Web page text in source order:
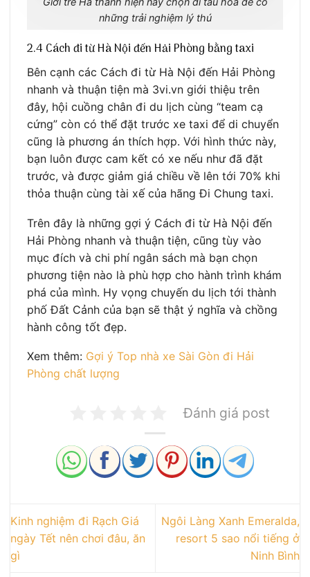
những trải nghiệm lý thú
2.4 Cách đi từ Hà Nội đến Hải Phòng bằng taxi
Bên cạnh các Cách đi từ Hà Nội đến Hải Phòng
nhanh và thuận tiện mà 3vi.vn giới thiệu trên
đây, hội cuồng chân đi du lịch cùng “team cạ
cứng” còn có thể đặt trước xe taxi để di chuyển
cũng là phương án thích hợp. Với hình thức này,
bạn luôn được cam kết có xe nếu như đã đặt
trước, và được giảm giá chiều về lên tới 70% khi
thỏa thuận cùng tài xế của hãng Đi Chung taxi.
Trên đây là những gợi ý Cách đi từ Hà Nội đến
Hải Phòng nhanh và thuận tiện, cũng tùy vào
mục đích và chi phí ngân sách mà bạn chọn
phương tiện nào là phù hợp cho hành trình khám
phá của mình. Hy vọng chuyến du lịch tới thành
phố Đất Cảnh của bạn sẽ thật ý nghĩa và chồng
hành công tốt đẹp.
Xem thêm: Gợi ý Top nhà xe Sài Gòn đi Hải
Phòng chất lượng
Đánh giá post
Kinh nghiệm đi Rạch Giá
ngày Tết nên chơi đâu, ăn
gì
Ngôi Làng Xanh Emeralda,
resort 5 sao nổi tiếng ở
Ninh Bình